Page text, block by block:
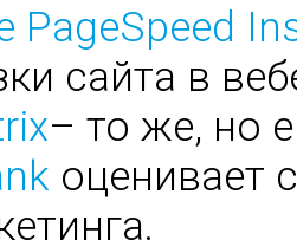
PageSpeed
сайта в
– то же, но
оценивает